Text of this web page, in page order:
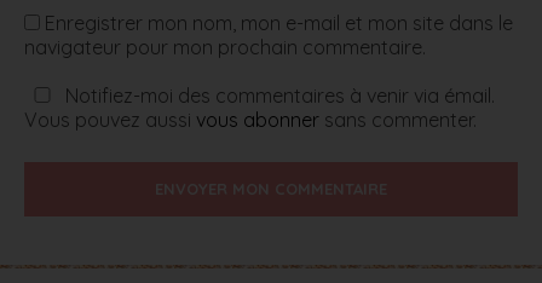
Enregistrer mon nom, mon e-mail et mon site dans le
navigateur pour mon prochain commentaire.
Notifiez-moi des commentaires à venir via émail.
Vous pouvez aussi vous abonner sans commenter.